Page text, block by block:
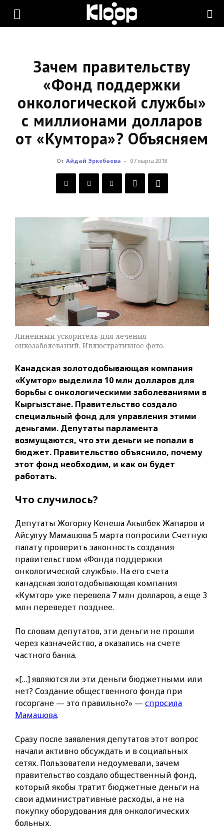
KLOOP.KG
Новости
Кыргызстана
Зачем правительству
«Фонд поддержки
онкологической службы»
с миллионами долларов
от «Кумтора»? Объясняем
От Айдай Эркебаева - 07 марта 2018
Линейный ускоритель для лечения
онкозаболеваний. Иллюстративное фото.
Канадская золотодобывающая компания
«Кумтор» выделила 10 млн долларов для
борьбы с онкологическими заболеваниями в
Кыргызстане. Правительство создало
специальный фонд для управления этими
деньгами. Депутаты парламента
возмущаются, что эти деньги не попали в
бюджет. Правительство объяснило, почему
этот фонд необходим, и как он будет
работать.
Что случилось?
Депутаты Жогорку Кенеша Акылбек Жапаров и
Айсулуу Мамашова 5 марта попросили Счетную
палату проверить законность создания
правительством «Фонда поддержки
онкологической службы». На его счета
канадская золотодобывающая компания
«Кумтор» уже перевела 7 млн долларов, а еще 3
млн переведет позднее.
По словам депутатов, эти деньги не прошли
через казначейство, а оказались на счете
частного банка.
«[…] являются ли эти деньги бюджетными или
нет? Создание общественного фонда при
госоргане — это правильно?» — спросила
Мамашова.
Сразу после заявления депутатов этот вопрос
начали активно обсуждать и в социальных
сетях. Пользователи недоумевали, зачем
правительство создало общественный фонд,
который якобы тратит бюджетные деньги на
свои административные расходы, а не на
покупку оборудования для онкологических
больных.